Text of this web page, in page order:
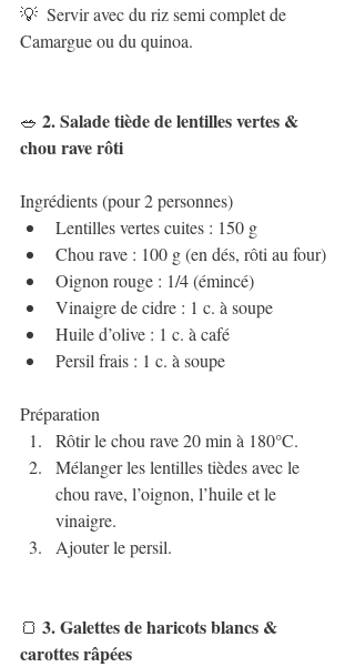
💡  Servir avec du riz semi complet de
Camargue ou du quinoa.
🥗 2. Salade tiède de lentilles vertes &
chou rave rôti
Ingrédients (pour 2 personnes)
Lentilles vertes cuites : 150 g
Chou rave : 100 g (en dés, rôti au four)
Oignon rouge : 1/4 (émincé)
Vinaigre de cidre : 1 c. à soupe
Huile d’olive : 1 c. à café
Persil frais : 1 c. à soupe
Préparation
Rôtir le chou rave 20 min à 180°C.
Mélanger les lentilles tièdes avec le
chou rave, l’oignon, l’huile et le
vinaigre.
Ajouter le persil.
🍞 3. Galettes de haricots blancs &
carottes râpées